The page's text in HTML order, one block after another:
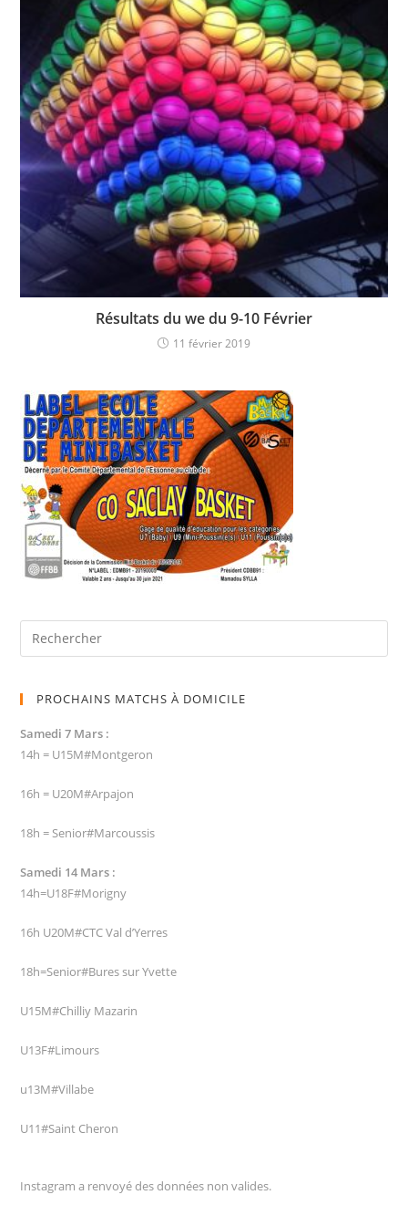
Résultats du we du 9-10 Février
11 février 2019
PROCHAINS MATCHS À DOMICILE
Samedi 7 Mars :
14h = U15M#Montgeron
16h = U20M#Arpajon
18h = Senior#Marcoussis
Samedi 14 Mars :
14h=U18F#Morigny
16h U20M#CTC Val d’Yerres
18h=Senior#Bures sur Yvette
U15M#Chilliy Mazarin
U13F#Limours
u13M#Villabe
U11#Saint Cheron
Instagram a renvoyé des données non valides.